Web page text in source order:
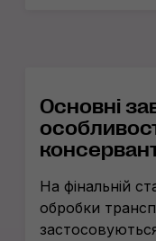
Основні
На фінальній
обробки